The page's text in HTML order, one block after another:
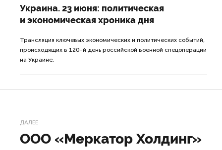
Украина. 23 июня: политическая
и экономическая хроника дня
Трансляция ключевых экономических и политических событий,
происходящих в 120-й день российской военной спецоперации
на Украине.
ДАЛЕЕ
ООО «Меркатор Холдинг»